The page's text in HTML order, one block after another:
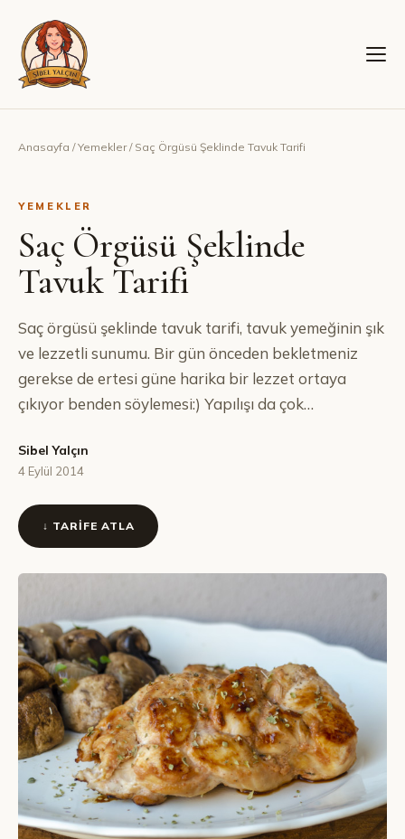
Anasayfa /Yemekler/ Saç Örgüsü Şeklinde Tavuk Tarifi
YEMEKLER
Saç Örgüsü Şeklinde
Tavuk Tarifi
Saç örgüsü şeklinde tavuk tarifi, tavuk yemeğinin şık
ve lezzetli sunumu. Bir gün önceden bekletmeniz
gerekse de ertesi güne harika bir lezzet ortaya
çıkıyor benden söylemesi:) Yapılışı da çok…
Sibel Yalçın
4 Eylül 2014
↓ TARIFE ATLA